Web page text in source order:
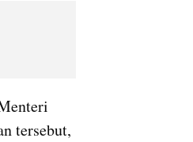
tersebut,